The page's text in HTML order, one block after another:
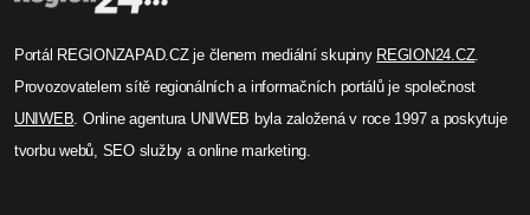
Portál REGIONZAPAD.CZ je členem mediální skupiny REGION24.CZ.
Provozovatelem sítě regionálních a informačních portálů je společnost
UNIWEB. Online agentura UNIWEB byla založená v roce 1997 a poskytuje
tvorbu webů, SEO služby a online marketing.